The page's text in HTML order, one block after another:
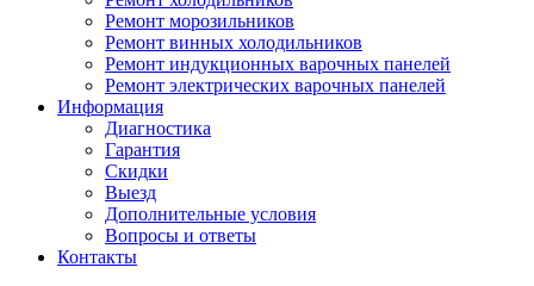
Ремонт морозильников
Ремонт винных холодильников
Ремонт индукционных варочных панелей
Ремонт электрических варочных панелей
Информация
Диагностика
Гарантия
Скидки
Выезд
Дополнительные условия
Вопросы и ответы
Контакты